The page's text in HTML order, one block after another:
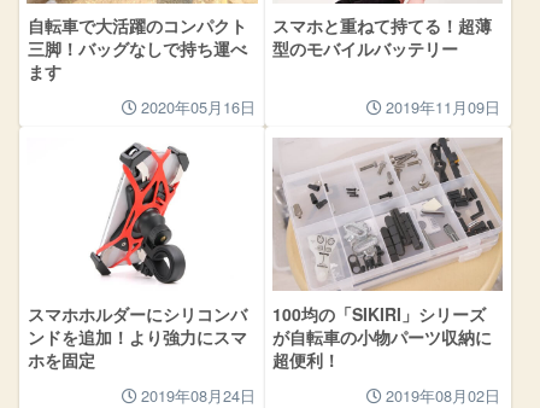
自転車で大活躍のコンパクト
三脚！バッグなしで持ち運べ
ます
2020年05月16日
スマホと重ねて持てる！超薄
型のモバイルバッテリー
2019年11月09日
スマホホルダーにシリコンバ
ンドを追加！より強力にスマ
ホを固定
2019年08月24日
100均の「SIKIRI」シリーズ
が自転車の小物パーツ収納に
超便利！
2019年08月02日